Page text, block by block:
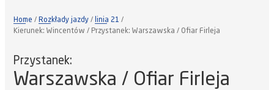
Home Rozkłady jazdy
linia 21
Kierunek: Wincentów / Przystanek: Warszawska / Ofiar Firleja
Przystanek:
Warszawska / Ofiar Firleja